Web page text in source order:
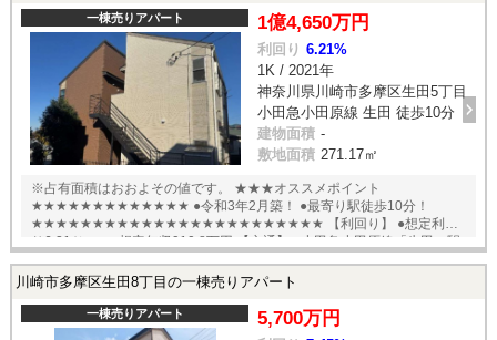
一棟売りアパート 1億4,650万円
利回り 6.21%
1K / 2021年
神奈川県川崎市多摩区生田5丁目
小田急小田原線 生田 徒歩10分
建物面積 -
敷地面積 271.17㎡
※占有面積はおおよその値です。 ★★★オススメポイント
★★★★★★★★★★★★★ ●令和3年2月築！ ●最寄り駅徒歩10分！
★★★★★★★★★★★★★★★★★★★★★★★★ 【利回り】 ●想定利回
り6.21％ ●想定年収910.8万円 【交通】 ●小田急小田原線「生田」駅
川崎市多摩区生田8丁目の一棟売りアパート
一棟売りアパート 5,700万円